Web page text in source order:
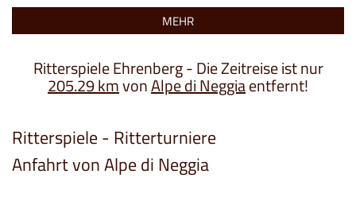
MEHR
Ritterspiele Ehrenberg - Die Zeitreise ist nur
205.29 kmvonAlpe di Neggiaentfernt!
Ritterspiele - Ritterturniere
Anfahrt von Alpe di Neggia